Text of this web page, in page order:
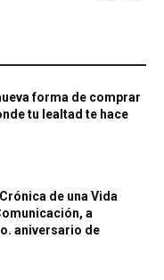
forma de comprar
tu lealtad te hace
de una Vida
a
aniversario de